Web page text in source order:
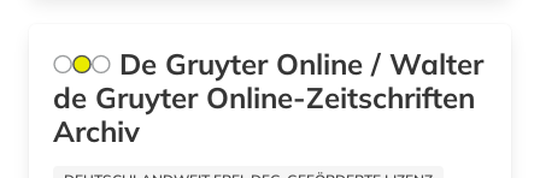
De Gruyter Online / Walter
de Gruyter Online-Zeitschriften
Archiv